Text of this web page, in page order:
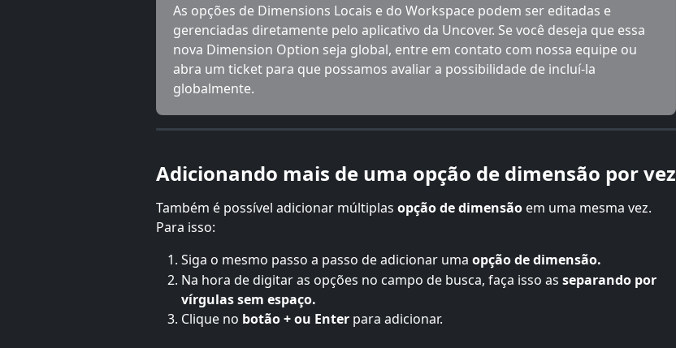
As opções de Dimensions Locais e do Workspace podem ser editadas e
gerenciadas diretamente pelo aplicativo da Uncover. Se você deseja que essa
nova Dimension Option seja global, entre em contato com nossa equipe ou
abra um ticket para que possamos avaliar a possibilidade de incluí-la
globalmente.
Adicionando mais de uma opção de dimensão por vez
Também é possível adicionar múltiplas opção de dimensão em uma mesma vez.
Para isso:
Siga o mesmo passo a passo de adicionar uma opção de dimensão.
Na hora de digitar as opções no campo de busca, faça isso as separando por
vírgulas sem espaço.
Clique no botão+ ou Enter para adicionar.